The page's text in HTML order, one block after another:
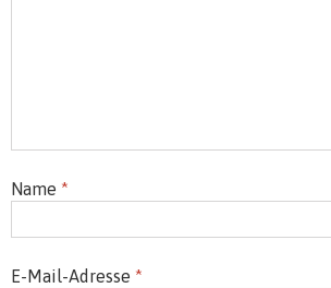
Name *
E-Mail-Adresse *